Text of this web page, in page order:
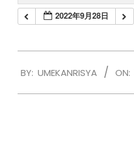
2022年9月28日
01-
BY: UMEKANRISYA ON: